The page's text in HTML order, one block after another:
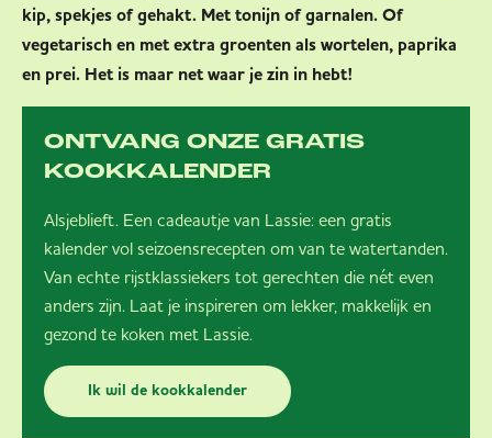
kip, spekjes of gehakt. Met tonijn of garnalen. Of
vegetarisch en met extra groenten als wortelen, paprika
en prei. Het is maar net waar je zin in hebt!
ONTVANG ONZE GRATIS
KOOKKALENDER
Alsjeblieft. Een cadeautje van Lassie: een gratis
kalender vol seizoensrecepten om van te watertanden.
Van echte rijstklassiekers tot gerechten die nét even
anders zijn. Laat je inspireren om lekker, makkelijk en
gezond te koken met Lassie.
Ik wil de kookkalender